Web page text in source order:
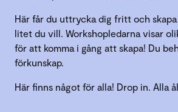
Här får du uttrycka dig fritt och
litet du vill. Workshopledarna visar
för att komma i gång att skapa! Du
förkunskap.
Här finns något för alla! Drop in. Alla